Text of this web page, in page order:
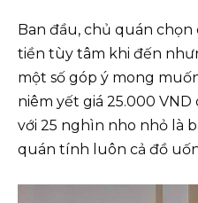
Ban đầu, chủ quán chọn
tiền tùy tâm khi đến
một số góp ý mong
niêm yết giá 25.000
với 25 nghìn nho nhỏ là
quán tính luôn cả đồ